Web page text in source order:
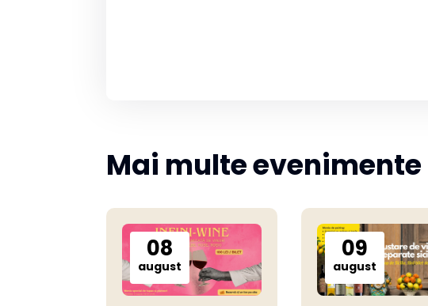
Mai multe evenimente
08
august
09
august